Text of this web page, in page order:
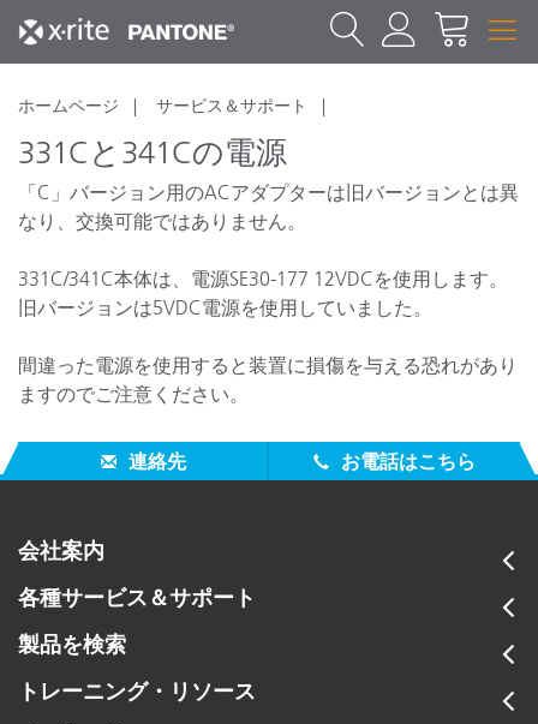
ホームページ サービス＆サポート
331Cと341Cの電源
「C」バージョン用のACアダプターは旧バージョンとは異
なり、交換可能ではありません。
331C/341C本体は、電源SE30-177 12VDCを使用します。
旧バージョンは5VDC電源を使用していました。
間違った電源を使用すると装置に損傷を与える恐れがあり
ますのでご注意ください。
331Cと341C装置には、SE30-177のみをご使用ください。
連絡先 お電話はこちら
会社案内
各種サービス＆サポート
製品を検索
トレーニング・リソース